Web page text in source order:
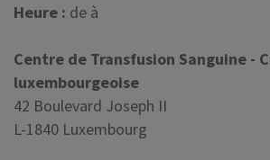
Heure : de à
Centre de Transfusion Sanguine -
luxembourgeoise
42 Boulevard Joseph II
L-1840 Luxembourg